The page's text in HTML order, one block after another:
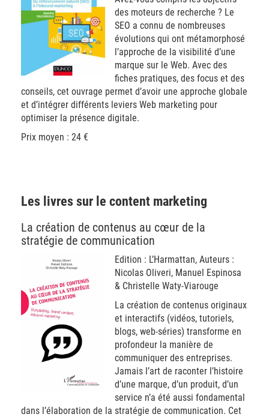
des moteurs de recherche ? Le
SEO a connu de nombreuses
évolutions qui ont métamorphosé
l’approche de la visibilité d’une
marque sur le Web. Avec des
fiches pratiques, des focus et des
conseils, cet ouvrage permet d’avoir une approche globale
et d’intégrer différents leviers Web marketing pour
optimiser la présence digitale.
Prix moyen : 24 €
Les livres sur le content marketing
La création de contenus au cœur de la
stratégie de communication
Edition : L’Harmattan, Auteurs :
Nicolas Oliveri, Manuel Espinosa
& Christelle Waty-Viarouge
La création de contenus originaux
et interactifs (vidéos, tutoriels,
blogs, web-séries) transforme en
profondeur la manière de
communiquer des entreprises.
Jamais l’art de raconter l’histoire
d’une marque, d’un produit, d’un
service n’a été aussi fondamental
dans l’élaboration de la stratégie de communication. Cet